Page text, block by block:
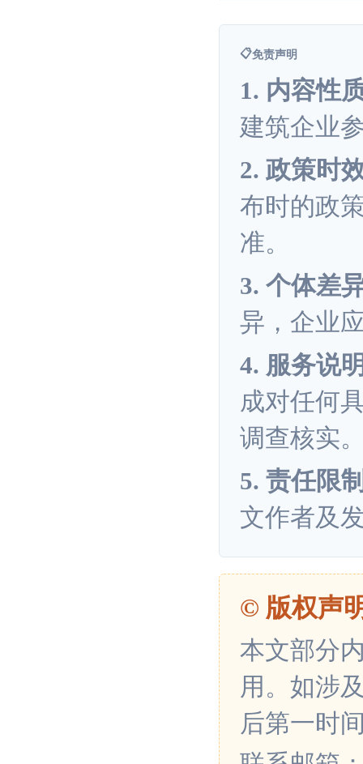
📋免责声明
1. 内容性
建筑企业
2. 政策时
布时的政
准。
3. 个体差
异，企业
4. 服务说
成对任何
调查核实
5. 责任限
文作者及
© 版权声
本文部分
用。如涉
后第一时